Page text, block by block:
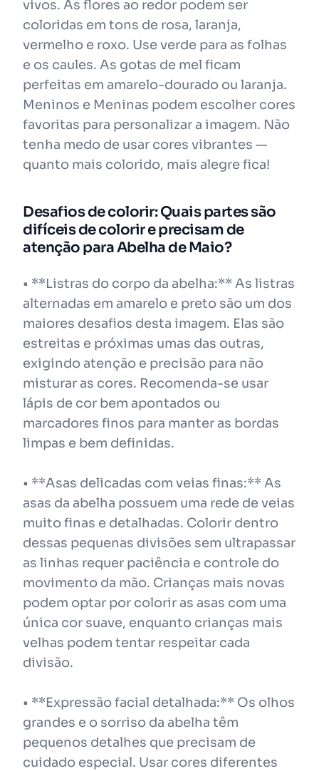
vivos. As flores ao redor podem ser
coloridas em tons de rosa, laranja,
vermelho e roxo. Use verde para as folhas
e os caules. As gotas de mel ficam
perfeitas em amarelo-dourado ou laranja.
Meninos e Meninas podem escolher cores
favoritas para personalizar a imagem. Não
tenha medo de usar cores vibrantes —
quanto mais colorido, mais alegre fica!
Desafios de colorir: Quais partes são
difíceis de colorir e precisam de
atenção para Abelha de Maio?
• **Listras do corpo da abelha:** As listras
alternadas em amarelo e preto são um dos
maiores desafios desta imagem. Elas são
estreitas e próximas umas das outras,
exigindo atenção e precisão para não
misturar as cores. Recomenda-se usar
lápis de cor bem apontados ou
marcadores finos para manter as bordas
limpas e bem definidas.
• **Asas delicadas com veias finas:** As
asas da abelha possuem uma rede de veias
muito finas e detalhadas. Colorir dentro
dessas pequenas divisões sem ultrapassar
as linhas requer paciência e controle do
movimento da mão. Crianças mais novas
podem optar por colorir as asas com uma
única cor suave, enquanto crianças mais
velhas podem tentar respeitar cada
divisão.
• **Expressão facial detalhada:** Os olhos
grandes e o sorriso da abelha têm
pequenos detalhes que precisam de
cuidado especial. Usar cores diferentes